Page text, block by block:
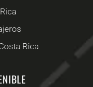
Rica